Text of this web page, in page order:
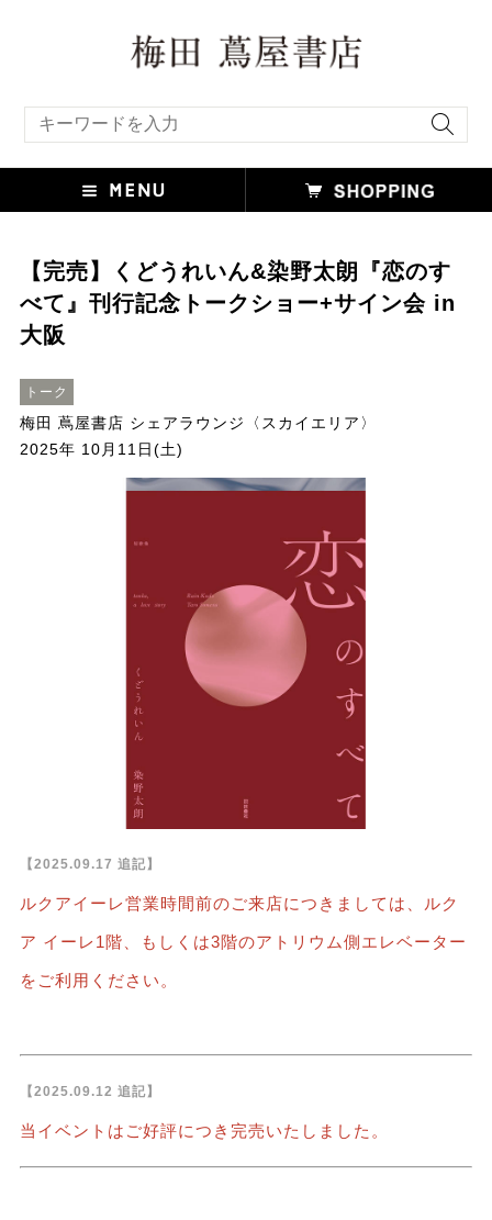
【完売】くどうれいん&染野太朗『恋のす
べて』刊行記念トークショー+サイン会 in
大阪
トーク
梅田 蔦屋書店 シェアラウンジ〈スカイエリア〉
2025年 10月11日(土)
【2025.09.17 追記】
ルクアイーレ営業時間前のご来店につきましては、ルク
ア イーレ1階、もしくは3階のアトリウム側エレベーター
をご利用ください。
【2025.09.12 追記】
当イベントはご好評につき完売いたしました。